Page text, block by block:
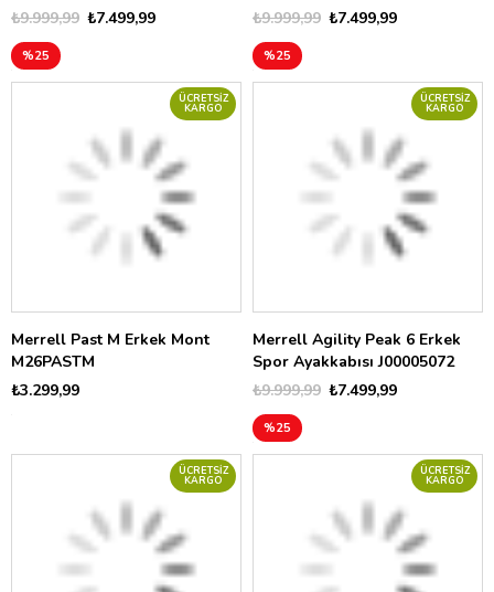
₺7.499,99
₺9.999,99
%25
₺7.499,99
₺9.999,99
%25
Merrell Past M Erkek Mont
M26PASTM
₺3.299,99
ÜCRETSIZ
KARGO
Merrell Agility Peak 6 Erkek
Spor Ayakkabısı J00005072
₺7.499,99
₺9.999,99
%25
ÜCRETSIZ
KARGO
ÜCRETSIZ
KARGO
ÜCRETSIZ
KARGO